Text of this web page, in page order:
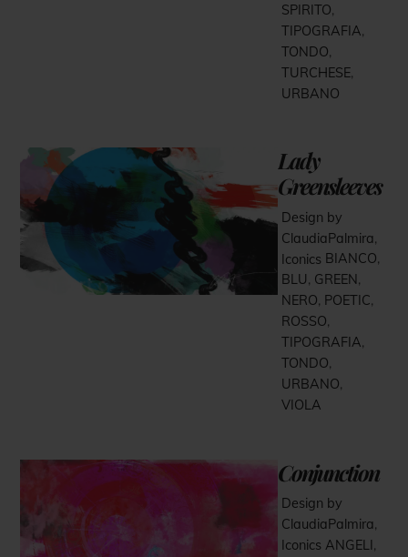
SPIRITO,
TIPOGRAFIA,
TONDO,
TURCHESE,
URBANO
Lady
Greensleeves
Design by
ClaudiaPalmira,
Iconics BIANCO,
BLU, GREEN,
NERO, POETIC,
ROSSO,
TIPOGRAFIA,
TONDO,
URBANO,
VIOLA
Conjunction
Design by
ClaudiaPalmira,
Iconics ANGELI ,